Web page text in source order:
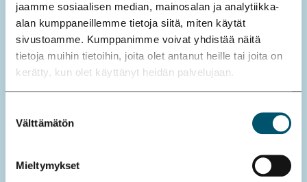
jaamme sosiaalisen median, mainosalan ja analytiikka-
alan kumppaneillemme tietoja siitä, miten käytät
sivustoamme. Kumppanimme voivat yhdistää näitä
tietoja muihin tietoihin, joita olet antanut heille tai joita on
kerätty, kun olet käyttänyt heidän palvelujaan.
valinta
Välttämätön
Mieltymykset
Nimi Tarjoaja Tarkoitus
yksen
enimm
to
_ga
vuotta